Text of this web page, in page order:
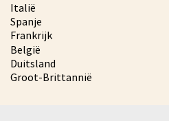
Italië
Spanje
Frankrijk
België
Duitsland
Groot-Brittannië